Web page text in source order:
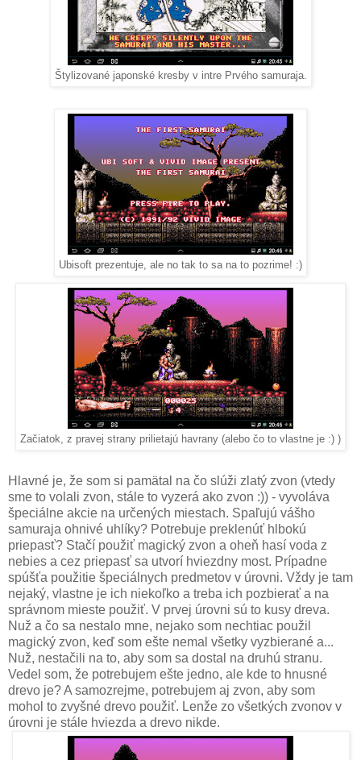
Štylizované japonské kresby v intre Prvého samuraja.
Ubisoft prezentuje, ale no tak to sa na to pozrime! :)
Začiatok, z pravej strany prilietajú havrany (alebo čo to vlastne je :) )
Hlavné je, že som si pamätal na čo slúži zlatý zvon (vtedy
sme to volali zvon, stále to vyzerá ako zvon :)) - vyvoláva
špeciálne akcie na určených miestach. Spaľujú vášho
samuraja ohnivé uhlíky? Potrebuje preklenúť hlbokú
priepasť? Stačí použiť magický zvon a oheň hasí voda z
nebies a cez priepasť sa utvorí hviezdny most. Prípadne
spúšťa použitie špeciálnych predmetov v úrovni. Vždy je tam
nejaký, vlastne je ich niekoľko a treba ich pozbierať a na
správnom mieste použiť. V prvej úrovni sú to kusy dreva.
Nuž a čo sa nestalo mne, nejako som nechtiac použil
magický zvon, keď som ešte nemal všetky vyzbierané a...
Nuž, nestačili na to, aby som sa dostal na druhú stranu.
Vedel som, že potrebujem ešte jedno, ale kde to hnusné
drevo je? A samozrejme, potrebujem aj zvon, aby som
mohol to zvyšné drevo použiť. Lenže zo všetkých zvonov v
úrovni je stále hviezda a drevo nikde.